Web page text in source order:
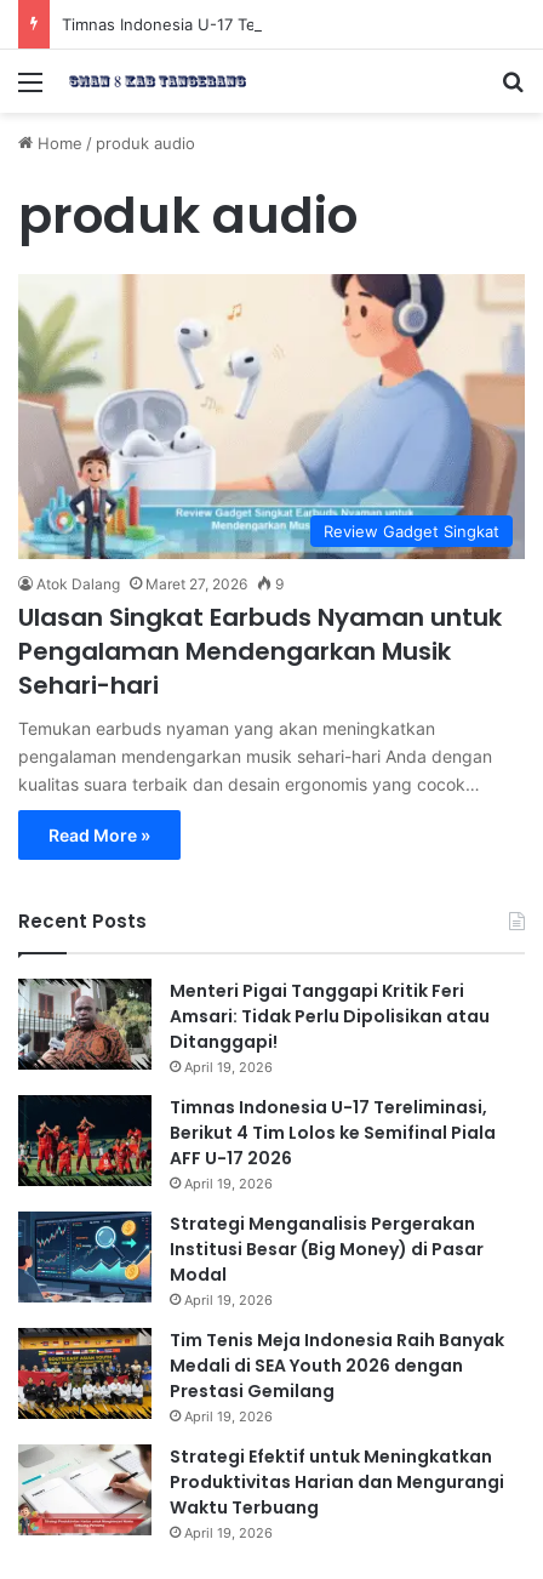
Menu
Home / produk audio
produk audio
Review Gadget Singkat
Atok Dalang Maret 27, 2026 9
Ulasan Singkat Earbuds Nyaman untuk
Pengalaman Mendengarkan Musik
Sehari-hari
Temukan earbuds nyaman yang akan meningkatkan
pengalaman mendengarkan musik sehari-hari Anda dengan
kualitas suara terbaik dan desain ergonomis yang cocok…
Read More »
Recent Posts
Menteri Pigai Tanggapi Kritik Feri
Amsari: Tidak Perlu Dipolisikan atau
Ditanggapi!
April 19, 2026
Timnas Indonesia U-17 Tereliminasi,
Berikut 4 Tim Lolos ke Semifinal Piala
AFF U-17 2026
April 19, 2026
Strategi Menganalisis Pergerakan
Institusi Besar (Big Money) di Pasar
Modal
April 19, 2026
Tim Tenis Meja Indonesia Raih Banyak
Medali di SEA Youth 2026 dengan
Prestasi Gemilang
April 19, 2026
Strategi Efektif untuk Meningkatkan
Produktivitas Harian dan Mengurangi
Waktu Terbuang
April 19, 2026